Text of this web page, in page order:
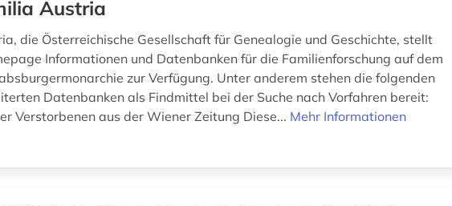
Austria
die Österreichische Gesellschaft für Genealogie und Geschichte, stellt
Informationen und Datenbanken für die Familienforschung auf dem
zur Verfügung. Unter anderem stehen die folgenden
Datenbanken als Findmittel bei der Suche nach Vorfahren bereit:
Verstorbenen aus der Wiener Zeitung Diese... Mehr Informationen